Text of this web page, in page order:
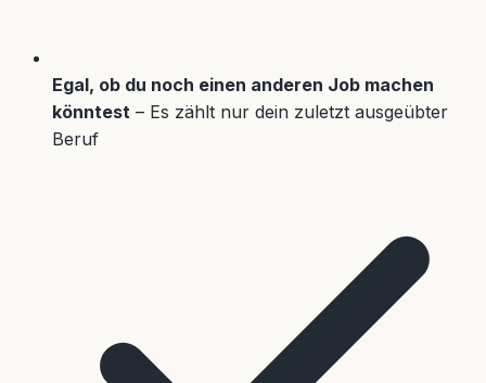
Egal, ob du noch einen anderen Job machen
könntest – Es zählt nur dein zuletzt ausgeübter
Beruf